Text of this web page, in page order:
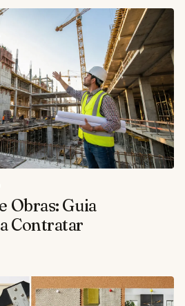
Obras: Guia
Contratar